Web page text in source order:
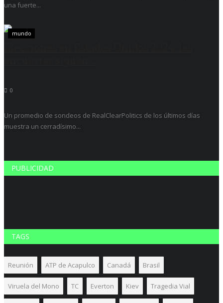
una fuerte...
mundo
0
Un promedio de sondeos de RealClearPolitics de los últimos días
muestra un cerradísimo...
PUBLICIDAD
TAGS
Reunión ATP de Acapulco Canadá Brasil
Viruela del Mono TC Everton Kiev Tragedia Vial